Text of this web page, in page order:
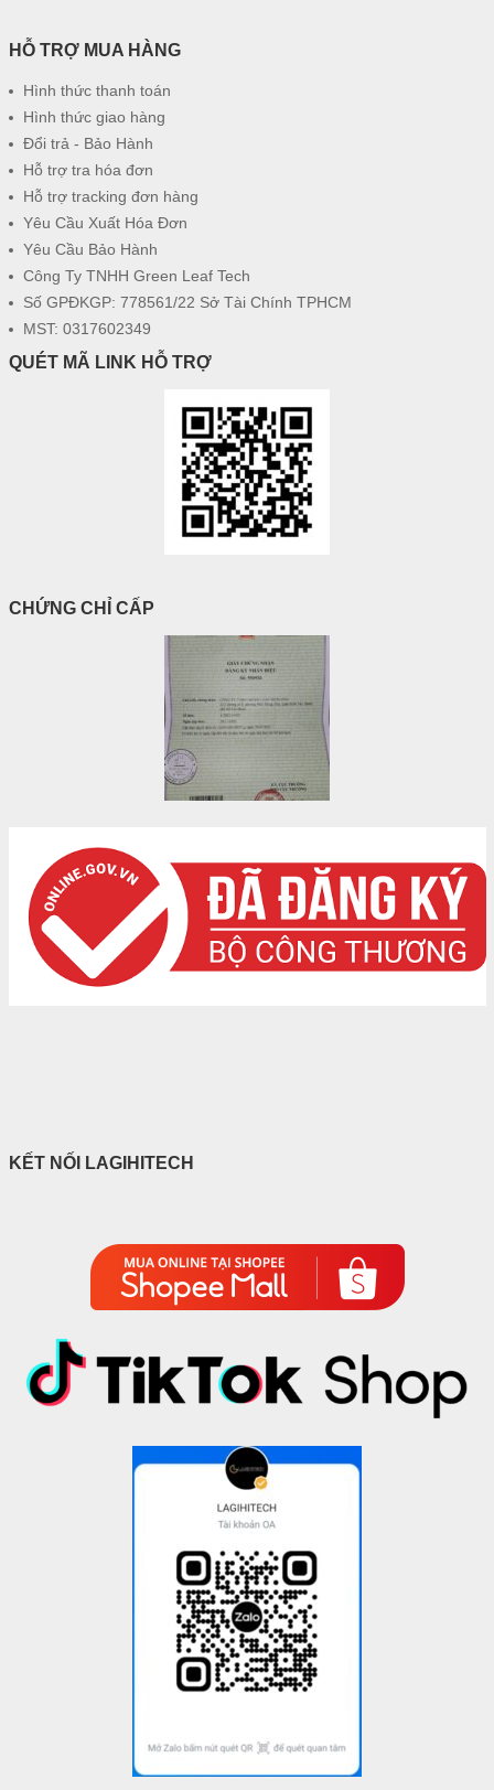
HỖ TRỢ MUA HÀNG
Hình thức thanh toán
Hình thức giao hàng
Đổi trả - Bảo Hành
Hỗ trợ tra hóa đơn
Hỗ trợ tracking đơn hàng
Yêu Cầu Xuất Hóa Đơn
Yêu Cầu Bảo Hành
Công Ty TNHH Green Leaf Tech
Số GPĐKGP: 778561/22 Sở Tài Chính TPHCM
MST: 0317602349
QUÉT MÃ LINK HỖ TRỢ
CHỨNG CHỈ CẤP
KẾT NỐI LAGIHITECH